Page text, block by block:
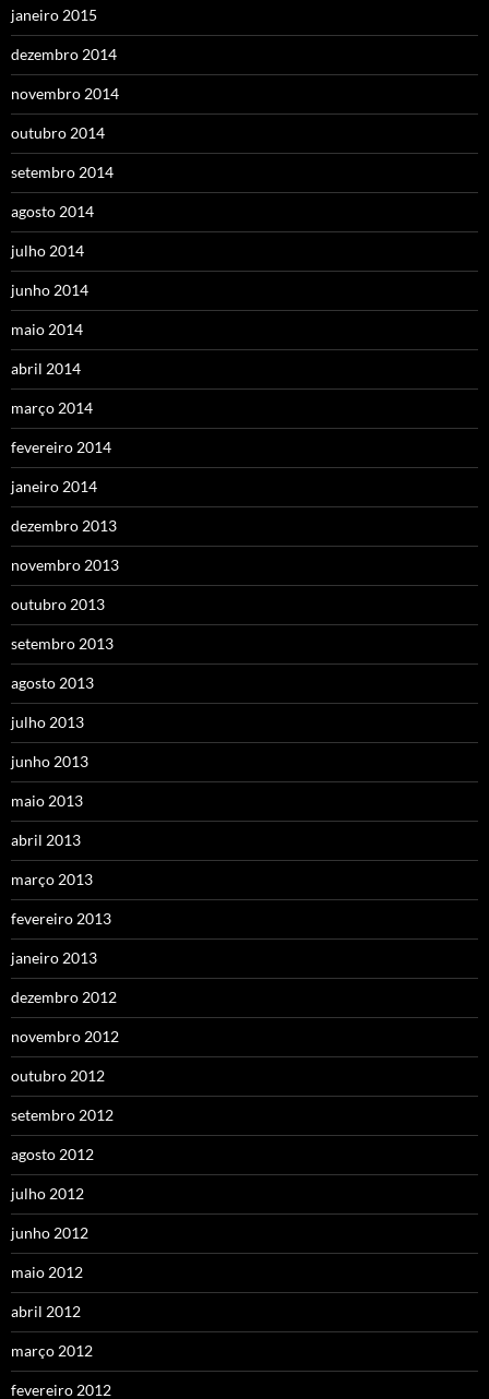
janeiro 2015
dezembro 2014
novembro 2014
outubro 2014
setembro 2014
agosto 2014
julho 2014
junho 2014
maio 2014
abril 2014
março 2014
fevereiro 2014
janeiro 2014
dezembro 2013
novembro 2013
outubro 2013
setembro 2013
agosto 2013
julho 2013
junho 2013
maio 2013
abril 2013
março 2013
fevereiro 2013
janeiro 2013
dezembro 2012
novembro 2012
outubro 2012
setembro 2012
agosto 2012
julho 2012
junho 2012
maio 2012
abril 2012
março 2012
fevereiro 2012